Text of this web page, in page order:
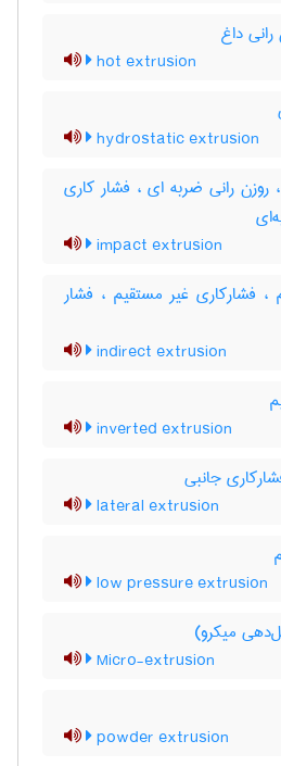
داغ
hot extrusion
hydrostatic extrusion
روزن رانی ضربه ای ، فشار کاری
impact extrusion
، فشارکاری غیر مستقیم ، فشار
indirect extrusion
inverted extrusion
جانبی
lateral extrusion
low pressure extrusion
میکرو)
Micro-extrusion
powder extrusion